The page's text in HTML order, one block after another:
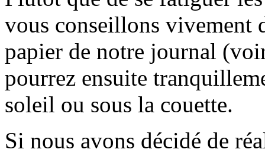
vous conseillons vivement
papier de notre journal
pourrez ensuite
soleil ou sous la couette.
Si nous avons décidé de